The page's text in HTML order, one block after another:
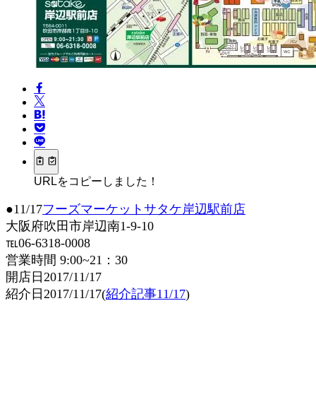
URLをコピーしました！
●11/17フーズマーケットサタケ岸辺駅前店
大阪府吹田市岸辺南1-9-10
℡06-6318-0008
営業時間 9:00~21：30
開店日2017/11/17
紹介日2017/11/17(紹介記事11/17)